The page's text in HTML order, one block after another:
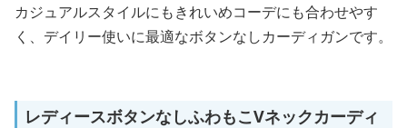
カジュアルスタイルにもきれいめコーデにも合わせやす
く、デイリー使いに最適なボタンなしカーディガンです。
レディースボタンなしふわもこVネックカーディ